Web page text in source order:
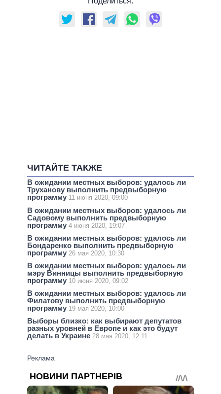
ЧИТАЙТЕ ТАКЖЕ
В ожидании местных выборов: удалось ли
Труханову выполнить предвыборную
программу 11 июня 2020, 09:00
В ожидании местных выборов: удалось ли
Садовому выполнить предвыборную
программу 4 июня 2020, 19:07
В ожидании местных выборов: удалось ли
Бондаренко выполнить предвыборную
программу 26 мая 2020, 10:30
В ожидании местных выборов: удалось ли
мэру Винницы выполнить предвыборную
программу 10 июня 2020, 09:02
В ожидании местных выборов: удалось ли
Филатову выполнить предвыборную
программу 19 мая 2020, 10:00
Выборы близко: как выбирают депутатов
разных уровней в Европе и как это будут
делать в Украине 28 мая 2020, 12:11